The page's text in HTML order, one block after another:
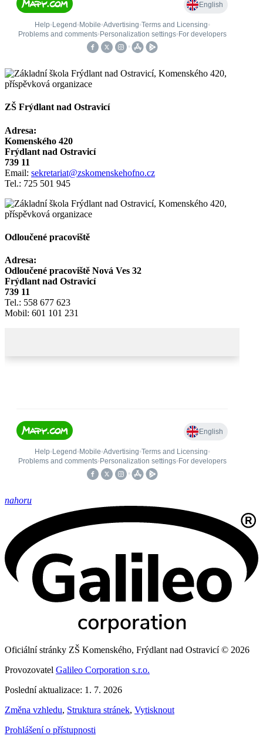
ZŠ Frýdlant nad Ostravicí
Adresa:
Komenského 420
Frýdlant nad Ostravicí
739 11
Email: sekretariat@zskomenskehofno.cz
Tel.: 725 501 945
Odloučené pracoviště
Adresa:
Odloučené pracoviště Nová Ves 32
Frýdlant nad Ostravicí
739 11
Tel.: 558 677 623
Mobil: 601 101 231
nahoru
Oficiální stránky ZŠ Komenského, Frýdlant nad Ostravicí © 2026
Provozovatel Galileo Corporation s.r.o.
Poslední aktualizace: 1. 7. 2026
Změna vzhledu, Struktura stránek, Vytisknout
Prohlášení o přístupnosti